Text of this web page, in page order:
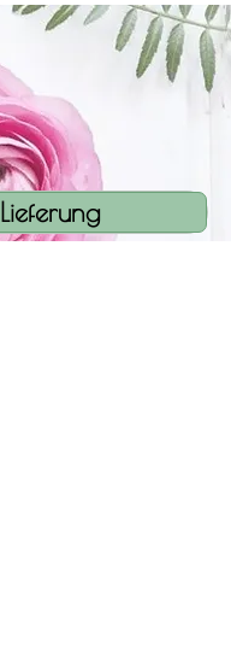
Lieferung